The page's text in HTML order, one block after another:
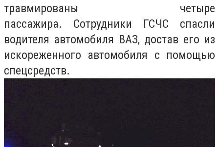
травмированы четыре
пассажира. Сотрудники ГСЧС спасли
водителя автомобиля ВАЗ, достав его из
искореженного автомобиля с помощью
спецсредств.